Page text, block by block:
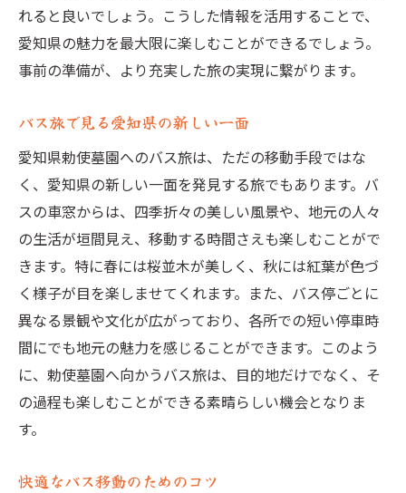
れると良いでしょう。こうした情報を活用することで、
愛知県の魅力を最大限に楽しむことができるでしょう。
事前の準備が、より充実した旅の実現に繋がります。
バス旅で見る愛知県の新しい一面
愛知県勅使墓園へのバス旅は、ただの移動手段ではな
く、愛知県の新しい一面を発見する旅でもあります。バ
スの車窓からは、四季折々の美しい風景や、地元の人々
の生活が垣間見え、移動する時間さえも楽しむことがで
きます。特に春には桜並木が美しく、秋には紅葉が色づ
く様子が目を楽しませてくれます。また、バス停ごとに
異なる景観や文化が広がっており、各所での短い停車時
間にでも地元の魅力を感じることができます。このよう
に、勅使墓園へ向かうバス旅は、目的地だけでなく、そ
の過程も楽しむことができる素晴らしい機会となりま
す。
快適なバス移動のためのコツ